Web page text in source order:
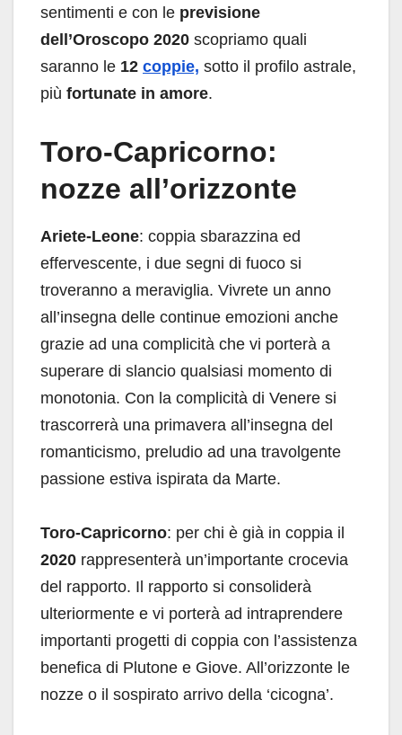
sentimenti e con le previsione
dell’Oroscopo 2020 scopriamo quali
saranno le 12 coppie, sotto il profilo astrale,
più fortunate in amore.
Toro-Capricorno:
nozze all’orizzonte
Ariete-Leone: coppia sbarazzina ed
effervescente, i due segni di fuoco si
troveranno a meraviglia. Vivrete un anno
all’insegna delle continue emozioni anche
grazie ad una complicità che vi porterà a
superare di slancio qualsiasi momento di
monotonia. Con la complicità di Venere si
trascorrerà una primavera all’insegna del
romanticismo, preludio ad una travolgente
passione estiva ispirata da Marte.
Toro-Capricorno: per chi è già in coppia il
2020 rappresenterà un’importante crocevia
del rapporto. Il rapporto si consoliderà
ulteriormente e vi porterà ad intraprendere
importanti progetti di coppia con l’assistenza
benefica di Plutone e Giove. All’orizzonte le
nozze o il sospirato arrivo della ‘cicogna’.